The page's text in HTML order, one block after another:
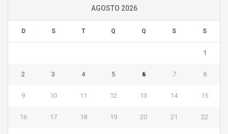
AGOSTO 2026
D S T Q Q S S
1
2 3 4 5 6 7 8
9 10 11 12 13 14 15
16 17 18 19 20 21 22